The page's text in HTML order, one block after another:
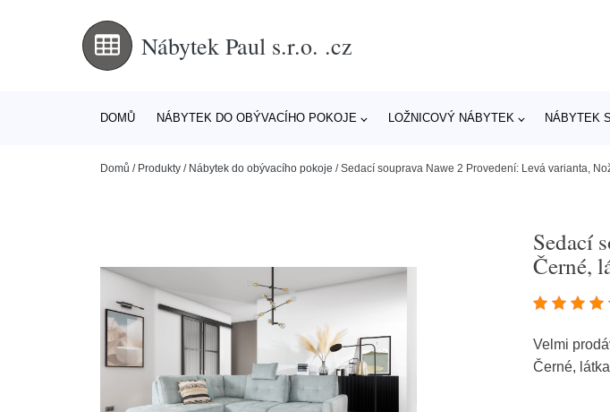
Nábytek Paul s.r.o. .cz
DOMŮ NÁBYTEK DO OBÝVACÍHO POKOJE LOŽNICOVÝ NÁBYTEK NÁBYTEK
Domů / Produkty / Nábytek do obývacího pokoje /Sedací souprava Nawe 2 Provedení: Levá varianta,
Sedací
Černé,
Velmi
Černé,